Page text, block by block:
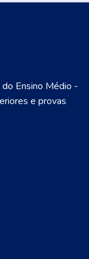
Ensino Médio -
e provas